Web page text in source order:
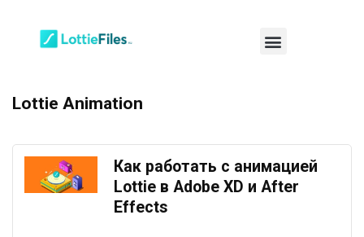
Lottie Animation
Как работать с анимацией
Lottie в Adobe XD и After
Effects